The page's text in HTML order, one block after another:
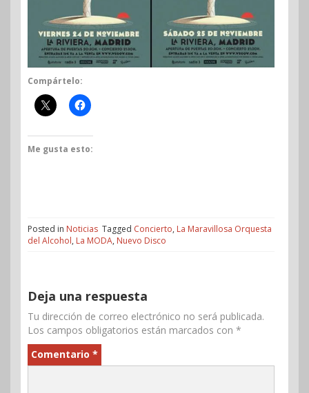
Compártelo:
Me gusta esto:
Posted in Noticias Tagged Concierto, La Maravillosa Orquesta
del Alcohol, La MODA, Nuevo Disco
Deja una respuesta
Tu dirección de correo electrónico no será publicada.
Los campos obligatorios están marcados con *
Comentario *